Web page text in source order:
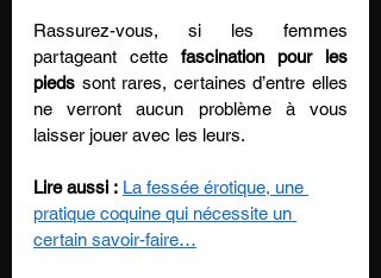
Rassurez-vous, si les femmes
partageant cette fascination pour les
pieds sont rares, certaines d’entre elles
ne verront aucun problème à vous
laisser jouer avec les leurs.
Lire aussi : La fessée érotique, une
pratique coquine qui nécessite un
certain savoir-faire…